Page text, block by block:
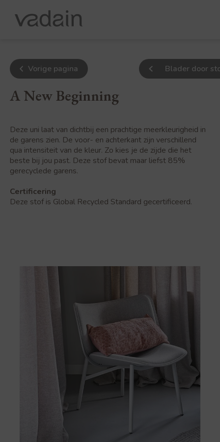
Vorige pagina Blader door
A New Beginning
Deze uni laat van dichtbij een prachtige meerkleurigheid in
de garens zien. De voor- en achterkant zijn verschillend
qua intensiteit van de kleur. Zo kies je de zijde die het
beste bij jou past. Deze stof bevat maar liefst 85%
gerecyclede garens.
Certificering
Deze stof is Global Recycled Standard gecertificeerd.